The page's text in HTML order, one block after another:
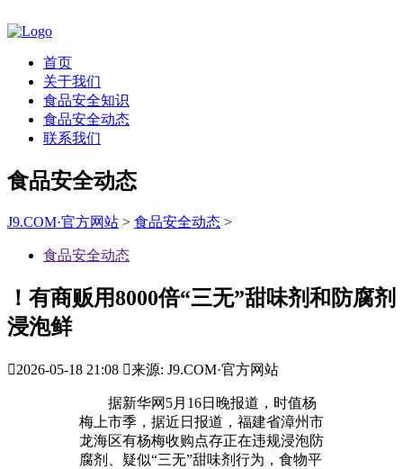
首页
关于我们
食品安全知识
食品安全动态
联系我们
食品安全动态
J9.COM·官方网站 > 食品安全动态 >
食品安全动态
！有商贩用8000倍“三无”甜味剂和防腐剂
浸泡鲜
2026-05-18 21:08 来源: J9.COM·官方网站
据新华网5月16日晚报道，时值杨
梅上市季，据近日报道，福建省漳州市
龙海区有杨梅收购点存正在违规浸泡防
腐剂、疑似“三无”甜味剂行为，食物平